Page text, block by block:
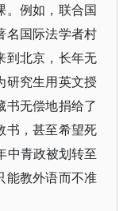
。例如，联合国
名国际法学者村
到北京，长年无
研究生用英文授
书无偿地捐给了
书，甚至希望死
中青政被划转至
能教外语而不准